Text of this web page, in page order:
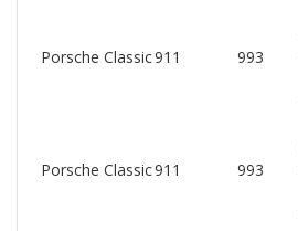
Porsche Classic911 993
Porsche Classic911 993